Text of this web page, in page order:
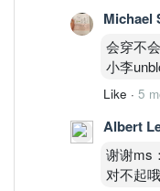
Michael
会穿不
小李
Like · 5
Albert
谢谢ms
对不起